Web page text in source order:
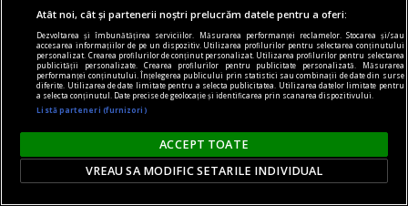
DilemaBlog
Slobod la gură. Și la minte
Doi prieteni vechi și deja bătrîni vorbesc despre
New York, viață și lume, ca altădată păpușile
din Muppets.
Ana Maria SANDU
Atât noi, cât și partenerii noștri prelucrăm datele pentru a oferi:
Dezvoltarea și îmbunătățirea serviciilor. Măsurarea performanței reclamelor. Stocarea și/sau
accesarea informațiilor de pe un dispozitiv. Utilizarea profilurilor pentru selectarea conținutului
personalizat. Crearea profilurilor de conținut personalizat. Utilizarea profilurilor pentru selectarea
publicității personalizate. Crearea profilurilor pentru publicitate personalizată. Măsurarea
performanței conținutului. Înțelegerea publicului prin statistici sau combinații de date din surse
diferite. Utilizarea de date limitate pentru a selecta publicitatea. Utilizarea datelor limitate pentru
a selecta conținutul. Date precise de geolocație și identificarea prin scanarea dispozitivului.
Listă parteneri (furnizori)
ACCEPT TOATE
VREAU SA MODIFIC SETARILE INDIVIDUAL